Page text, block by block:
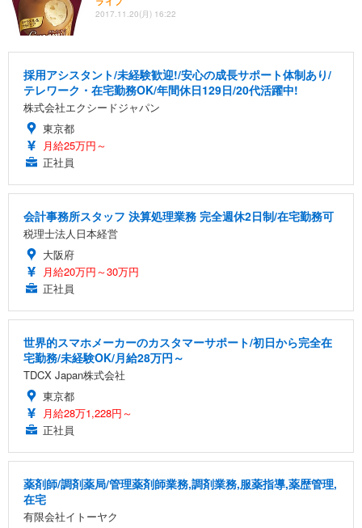
2017.11.20(月) 16:22
採用アシスタント/未経験歓迎!/安心の成長サポート体制あり/
テレワーク・在宅勤務OK/年間休日129日/20代活躍中!
株式会社エクシードジャパン
東京都
月給25万円～
正社員
会計事務所スタッフ 決算処理業務 完全週休2日制/在宅勤務可
税理士法人日本経営
大阪府
月給20万円～30万円
正社員
世界的スマホメーカーのカスタマーサポート/初日から完全在
宅勤務/未経験OK/月給28万円～
TDCX Japan株式会社
東京都
月給28万1,228円～
正社員
薬剤師/調剤薬局/管理薬剤師業務,調剤業務,服薬指導,薬歴管理,
在宅
有限会社イトーヤク